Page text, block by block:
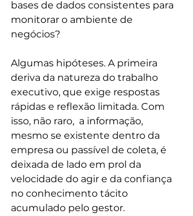
bases de dados consistentes para
monitorar o ambiente de
negócios?
Algumas hipóteses. A primeira
deriva da natureza do trabalho
executivo, que exige respostas
rápidas e reflexão limitada. Com
isso, não raro,  a informação,
mesmo se existente dentro da
empresa ou passível de coleta, é
deixada de lado em prol da
velocidade do agir e da confiança
no conhecimento tácito
acumulado pelo gestor.